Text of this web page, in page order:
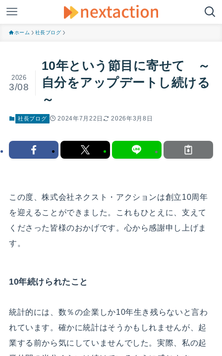
ホーム 社長ブログ
10年という節目に寄せて ～
自分をアップデートし続ける
～
2026
3/08
社長ブログ 2024年7月22日 2026年3月8日
この度、株式会社ネクスト・アクションは創立10周年
を迎えることができました。これもひとえに、支えて
くださった皆様のおかげです。心から感謝申し上げま
す。
10年続けられたこと
統計的には、数％の企業しか10年生き残らないと言わ
れています。確かに統計はそうかもしれませんが、起
業する前から気にしていませんでした。実際、私の起